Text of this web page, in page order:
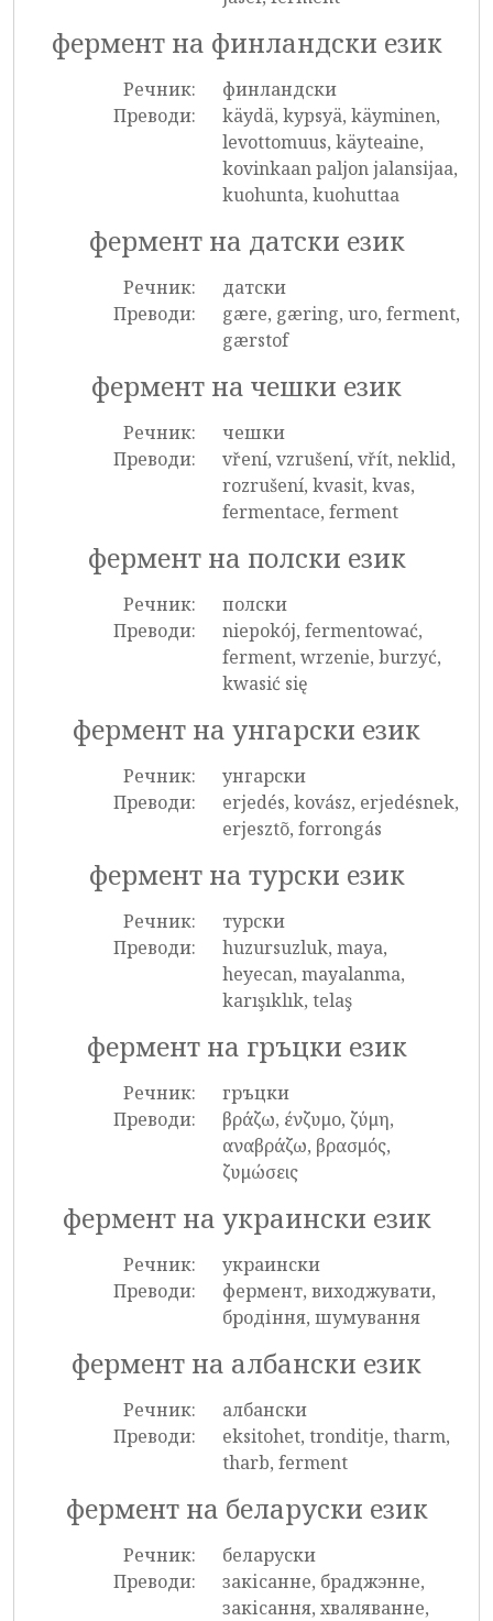
фермент на финландски език
Речник:
финландски
Преводи:
käydä, kypsyä, käyminen,
levottomuus, käyteaine,
kovinkaan paljon jalansijaa,
kuohunta, kuohuttaa
фермент на датски език
Речник:
датски
Преводи:
gære, gæring, uro, ferment,
gærstof
фермент на чешки език
Речник:
чешки
Преводи:
vření, vzrušení, vřít, neklid,
rozrušení, kvasit, kvas,
fermentace, ferment
фермент на полски език
Речник:
полски
Преводи:
niepokój, fermentować,
ferment, wrzenie, burzyć,
kwasić się
фермент на унгарски език
Речник:
унгарски
Преводи:
erjedés, kovász, erjedésnek,
erjesztõ, forrongás
фермент на турски език
Речник:
турски
Преводи:
huzursuzluk, maya,
heyecan, mayalanma,
karışıklık, telaş
фермент на гръцки език
Речник:
гръцки
Преводи:
βράζω, ένζυμο, ζύμη,
αναβράζω, βρασμός,
ζυμώσεις
фермент на украински език
Речник:
украински
Преводи:
фермент, виходжувати,
бродіння, шумування
фермент на албански език
Речник:
албански
Преводи:
eksitohet, tronditje, tharm,
tharb, ferment
фермент на беларуски език
Речник:
беларуски
Преводи:
закісанне, браджэнне,
закісання, хваляванне,